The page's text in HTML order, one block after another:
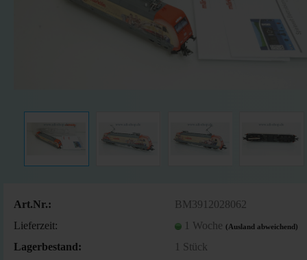
Art.Nr.:
BM3912028062
Lieferzeit:
1 Woche (Ausland abweichend)
Lagerbestand: 1 Stück